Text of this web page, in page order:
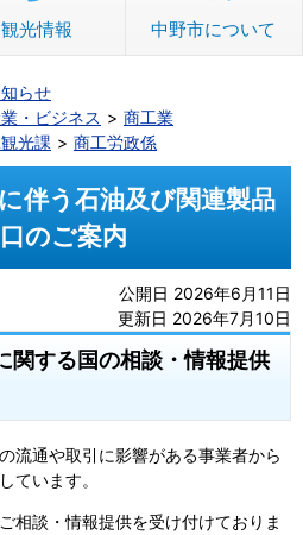
観光情報 中野市について
らせ
・ビジネス
商工業
光課 商工労政係
伴う石油及び関連製品
のご案内
公開日 2026年6月11日
更新日 2026年7月10日
関する国の相談・情報提供
流通や取引に影響がある事業者から
ています。
相談・情報提供を受け付けておりま